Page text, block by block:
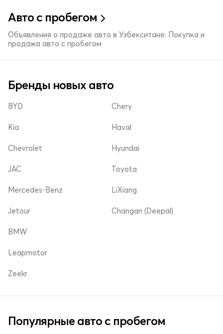
Авто с пробегом
Объявления о продаже авто в Узбекситане. Покупка и
продажа авто с пробегом
Бренды новых авто
BYD
Kia
Chevrolet
Chery
Haval
Hyundai
JAC
Mercedes-Benz
Jetour
Toyota
LiXiang
Changan (Deepal)
BMW
Leapmotor
Zeekr
Популярные авто с пробегом